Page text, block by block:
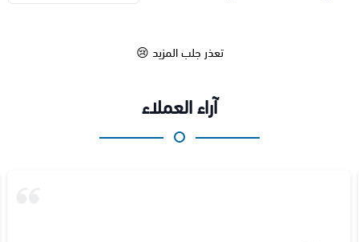
تعذر جلب المزيد 😢
آراء العملاء